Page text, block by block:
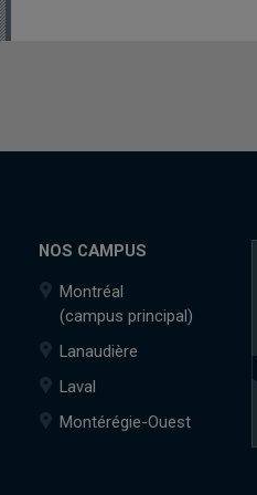
NOS CAMPUS
Montréal
(campus principal)
Lanaudière
Laval
Montérégie-Ouest